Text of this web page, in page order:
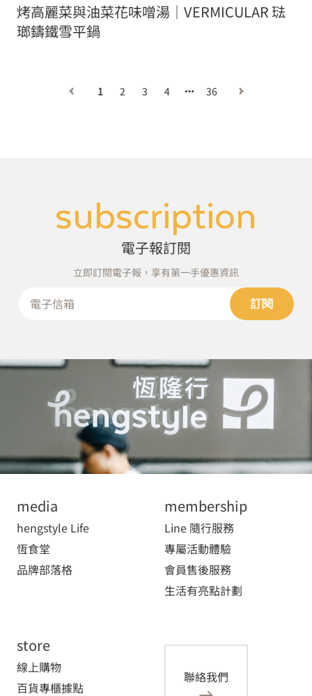
烤高麗菜與油菜花味噌湯｜VERMICULAR 琺
瑯鑄鐵雪平鍋
1 2 3 4 36
subscription
電子報訂閱
立即訂閱電子報，享有第一手優惠資訊
訂閱
media
hengstyle Life
恆食堂
品牌部落格
membership
Line 隨行服務
專屬活動體驗
會員售後服務
生活有亮點計劃
store
線上購物
百貨專櫃據點
聯絡我們